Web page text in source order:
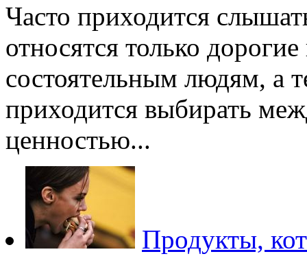
Часто приходится
относятся только
состоятельным людям, а
приходится выбирать
ценностью...
Продукты,